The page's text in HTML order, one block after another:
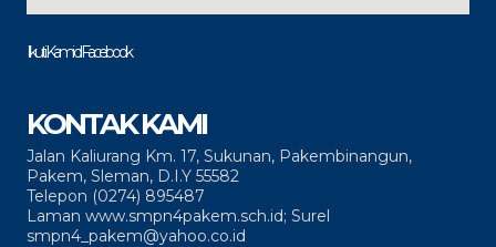
Ikuti Kami di Facebook
KONTAK KAMI
Jalan Kaliurang Km. 17, Sukunan, Pakembinangun,
Pakem, Sleman, D.I.Y 55582
Telepon (0274) 895487
Laman www.smpn4pakem.sch.id; Surel
smpn4_pakem@yahoo.co.id